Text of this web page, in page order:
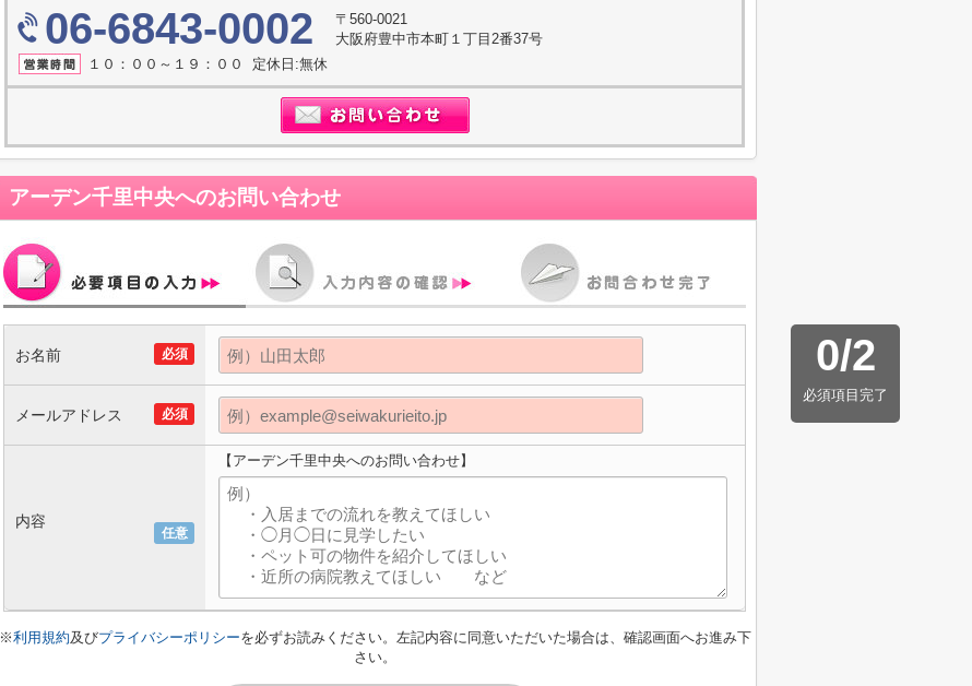
06-6843-0002
〒560-0021
大阪府豊中市本町１丁目2番37号
１０：００～１９：００ 定休日:無休
アーデン千里中央へのお問い合わせ
0/2
必須項目完了
必須
お名前
必須
メールアドレス
任意
内容
【アーデン千里中央へのお問い合わせ】
※利用規約及びプライバシーポリシーを必ずお読みください。左記内容に同意いただいた場合は、確認画面へお進み下
さい。